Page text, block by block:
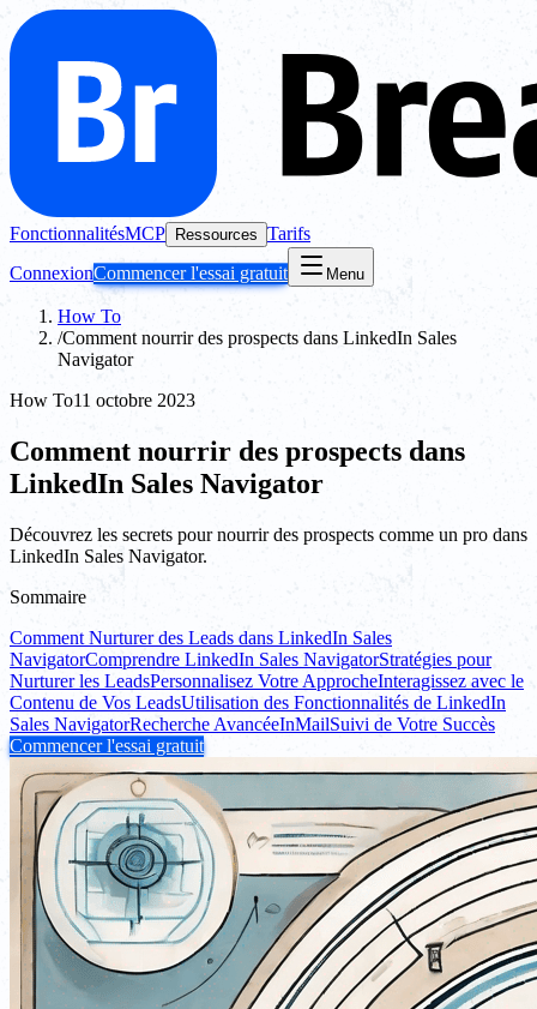
FonctionnalitésMCP Ressources Tarifs
ConnexionCommencer l'essai gratuit Menu
How To
/Comment nourrir des prospects dans LinkedIn Sales
Navigator
How To11 octobre 2023
Comment nourrir des prospects dans
LinkedIn Sales Navigator
Découvrez les secrets pour nourrir des prospects comme un pro dans
LinkedIn Sales Navigator.
Sommaire
Comment Nurturer des Leads dans LinkedIn Sales
NavigatorComprendre LinkedIn Sales NavigatorStratégies pour
Nurturer les LeadsPersonnalisez Votre ApprocheInteragissez avec le
Contenu de Vos LeadsUtilisation des Fonctionnalités de LinkedIn
Sales NavigatorRecherche AvancéeInMailSuivi de Votre Succès
Commencer l'essai gratuit